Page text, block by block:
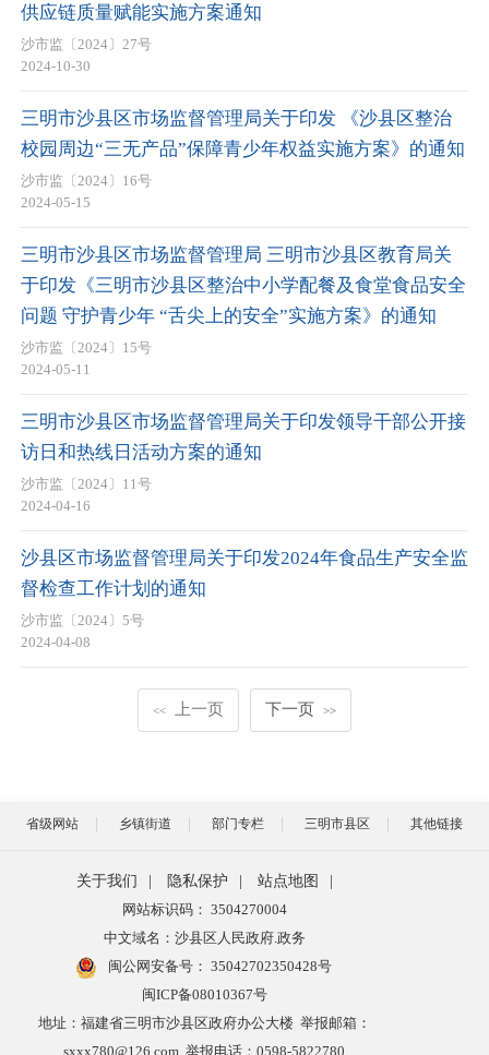
供应链质量赋能实施方案通知
沙市监〔2024〕27号
2024-10-30
三明市沙县区市场监督管理局关于印发 《沙县区整治
校园周边“三无产品”保障青少年权益实施方案》的通知
沙市监〔2024〕16号
2024-05-15
三明市沙县区市场监督管理局 三明市沙县区教育局关
于印发《三明市沙县区整治中小学配餐及食堂食品安全
问题 守护青少年 “舌尖上的安全”实施方案》的通知
沙市监〔2024〕15号
2024-05-11
三明市沙县区市场监督管理局关于印发领导干部公开接
访日和热线日活动方案的通知
沙市监〔2024〕11号
2024-04-16
沙县区市场监督管理局关于印发2024年食品生产安全监
督检查工作计划的通知
沙市监〔2024〕5号
2024-04-08
<< 上一页 下一页 >>
省级网站 乡镇街道 部门专栏 三明市县区 其他链接
关于我们 | 隐私保护 | 站点地图
|
网站标识码： 3504270004
中文域名：沙县区人民政府.政务
闽公网安备号： 35042702350428号
闽ICP备08010367号
地址：福建省三明市沙县区政府办公大楼 举报邮箱：
sxxx780@126.com 举报电话：0598-5822780